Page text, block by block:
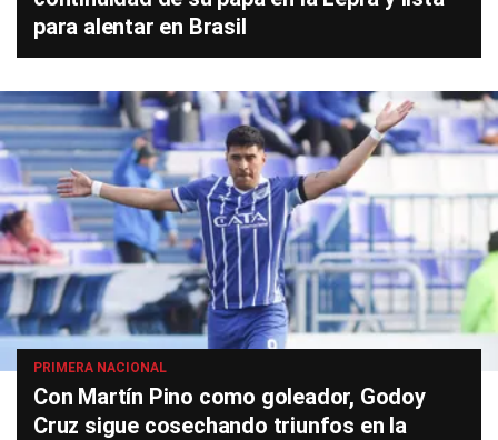
para alentar en Brasil
PRIMERA NACIONAL
Con Martín Pino como goleador, Godoy
Cruz sigue cosechando triunfos en la